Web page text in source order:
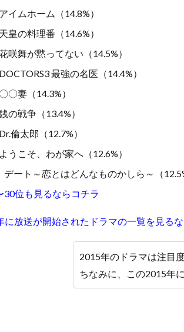
イムホーム（14.8%）
皇の料理番（14.6%）
咲舞が黙ってない（14.5%）
最強の名医（14.4%）
〇妻（14.3%）
の戦争（13.4%）
倫太郎（12.7%）
うこそ、わが家へ（12.6%）
デート～恋とはどんなものかしら～（
30位も見るならコチラ
に放送が開始されたドラマの一覧を見る
2015年のドラマは注目
ちなみに、この2015年